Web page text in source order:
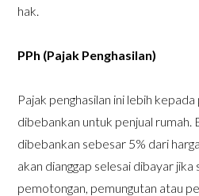
hak.
PPh (Pajak Penghasilan)
Pajak penghasilan ini lebih kepada
dibebankan untuk penjual rumah.
dibebankan sebesar 5% dari
akan dianggap selesai dibayar jika
pemotongan, pemungutan atau